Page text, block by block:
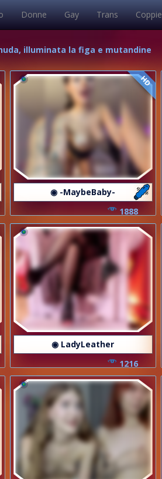
Donne Gay Trans Coppie
illuminata la figa e mutandine
HD
◉ -MaybeBaby-
1888
◉ LadyLeather
1216